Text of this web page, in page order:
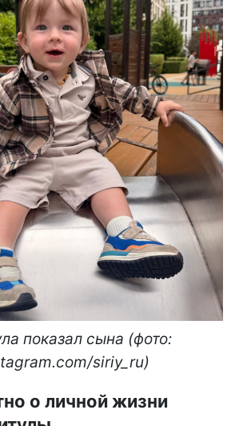
показал сына (фото:
siriy_ru)
о личной жизни